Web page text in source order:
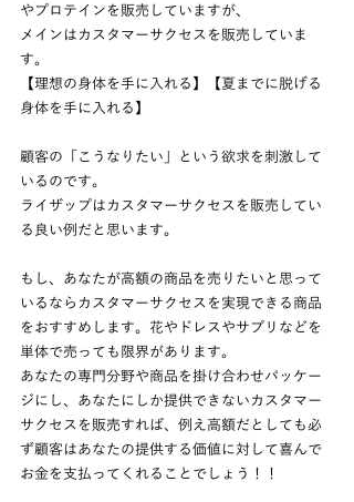
やプロテインを販売していますが、
メインはカスタマーサクセスを販売していま
す。
【理想の身体を手に入れる】【夏までに脱げる
身体を手に入れる】
顧客の「こうなりたい」という欲求を刺激して
いるのです。
ライザップはカスタマーサクセスを販売してい
る良い例だと思います。
もし、あなたが高額の商品を売りたいと思って
いるならカスタマーサクセスを実現できる商品
をおすすめします。花やドレスやサプリなどを
単体で売っても限界があります。
あなたの専門分野や商品を掛け合わせパッケー
ジにし、あなたにしか提供できないカスタマー
サクセスを販売すれば、例え高額だとしても必
ず顧客はあなたの提供する価値に対して喜んで
お金を支払ってくれることでしょう！！